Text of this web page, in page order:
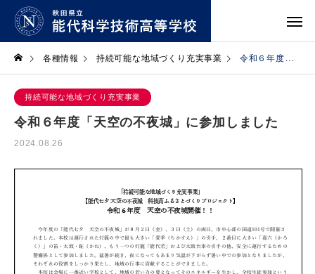
各種情報 持続可能な地域づくり充実事業 令和６年度「天空の不夜城」に参加しました
持続可能な地域づくり充実事業
令和６年度「天空の不夜城」に参加しました
2024.08.26